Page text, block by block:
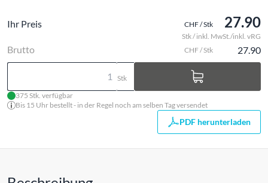
Ihr Preis CHF / Stk 27.90
Stk / inkl. MwSt./inkl. vRG
Brutto CHF / Stk 27.90
Stk
375 Stk. verfügbar
Bis 15 Uhr bestellt - in der Regel noch am selben Tag versendet
PDF herunterladen